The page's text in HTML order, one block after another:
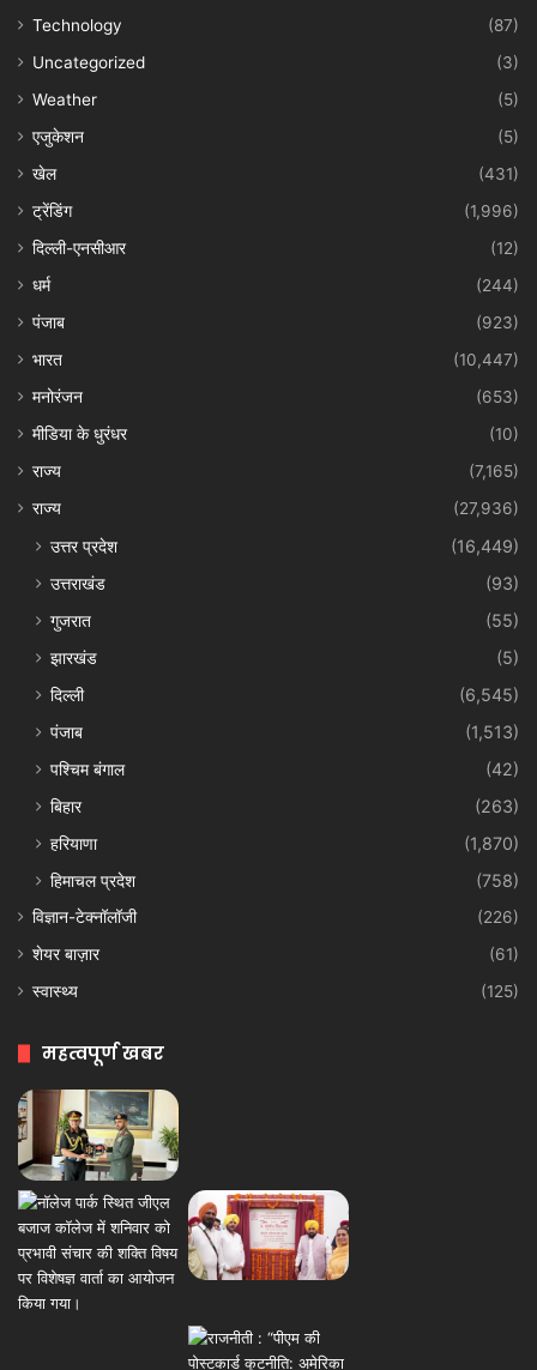
Technology
(87)
Uncategorized
(3)
Weather
(5)
एजुकेशन
(5)
खेल
(431)
ट्रेंडिंग
(1,996)
दिल्ली-एनसीआर
(12)
धर्म
(244)
पंजाब
(923)
भारत
(10,447)
मनोरंजन
(653)
मीडिया के धुरंधर
(10)
राज्य
(7,165)
राज्य
(27,936)
उत्तर प्रदेश
(16,449)
उत्तराखंड
(93)
गुजरात
(55)
झारखंड
(5)
दिल्ली
(6,545)
पंजाब
(1,513)
पश्चिम बंगाल
(42)
बिहार
(263)
हरियाणा
(1,870)
हिमाचल प्रदेश
(758)
विज्ञान-टेक्नॉलॉजी
(226)
शेयर बाज़ार
(61)
स्वास्थ्य
(125)
महत्वपूर्ण खबर